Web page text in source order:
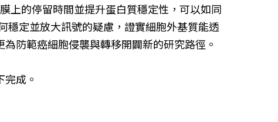
上的停留時間並提升蛋白質穩定性，可以如同
穩定並放大訊號的疑慮，證實細胞外基質能透
防範癌細胞侵襲與轉移開闢新的研究路徑。
成。